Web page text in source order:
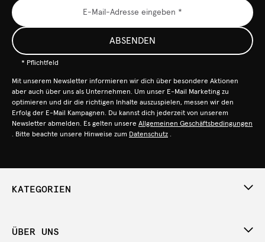
ABSENDEN
* Pflichtfeld
Mit unserem Newsletter informieren wir dich über besondere Aktionen
aber auch über uns als Unternehmen. Um unser E-Mail Marketing zu
optimieren und dir die richtigen Inhalte auszuspielen, messen wir den
Erfolg der E-Mail Kampagnen. Du kannst dich jederzeit von unserem
Newsletter abmelden. Es gelten unsere Allgemeinen Geschäftsbedingungen
. Bitte beachte unsere Hinweise zum Datenschutz .
KATEGORIEN
ÜBER UNS